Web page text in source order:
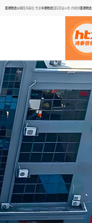
香港物流公司找鸿泰信,专业中港物流国际货运20年,内地到 香港物流